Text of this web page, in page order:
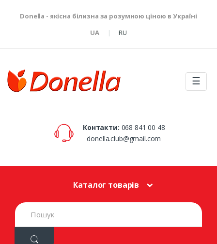
Donella - якісна білизна за розумною ціною в Україні
UA
RU
☰
Контакти: 068 841 00 48
donella.club@gmail.com
Каталог товарів
S
e